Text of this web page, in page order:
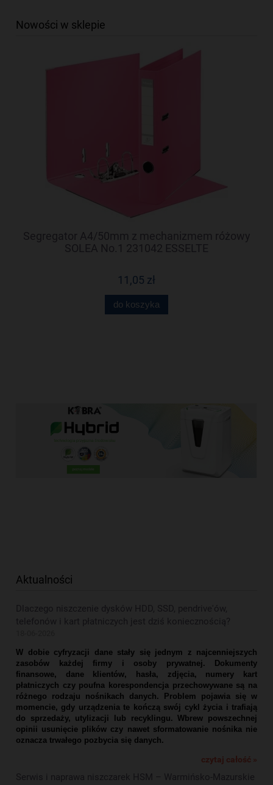
Nowości w sklepie
Segregator A4/50mm z mechanizmem różowy
SOLEA No.1 231042 ESSELTE
11,05 zł
do koszyka
Aktualności
Dlaczego niszczenie dysków HDD, SSD, pendrive'ów,
telefonów i kart płatniczych jest dziś koniecznością?
W dobie cyfryzacji dane stały się jednym z najcenniejszych
zasobów każdej firmy i osoby prywatnej. Dokumenty
finansowe, dane klientów, hasła, zdjęcia, numery kart
płatniczych czy poufna korespondencja przechowywane są na
różnego rodzaju nośnikach danych. Problem pojawia się w
momencie, gdy urządzenia te kończą swój cykl życia i trafiają
do sprzedaży, utylizacji lub recyklingu. Wbrew powszechnej
opinii usunięcie plików czy nawet sformatowanie nośnika nie
oznacza trwałego pozbycia się danych.
czytaj całość »
Serwis i naprawa niszczarek HSM – Warmińsko-Mazurskie